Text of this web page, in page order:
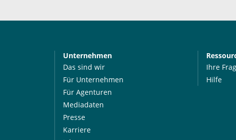
Unternehmen
Das sind wir
Für Unternehmen
Für Agenturen
Mediadaten
Presse
Karriere
Ihre
Hilfe